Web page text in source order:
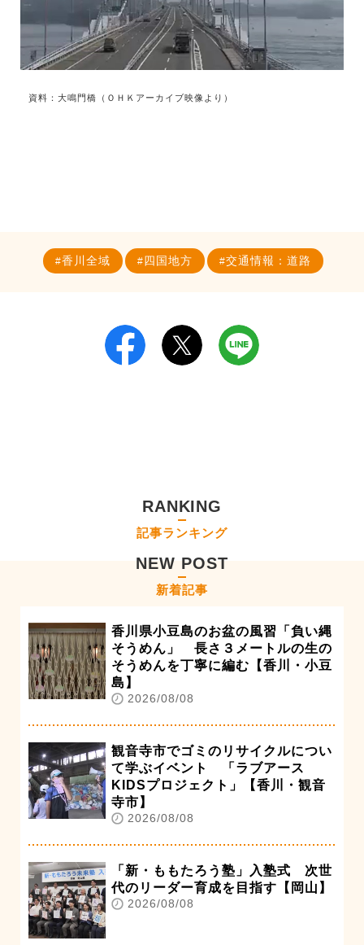
資料：大鳴門橋（ＯＨＫアーカイブ映像より）
香川全域 四国地方 交通情報：道路
RANKING
記事ランキング
NEW POST
新着記事
香川県小豆島のお盆の風習「負い縄
そうめん」 長さ３メートルの生の
そうめんを丁寧に編む【香川・小豆
島】
2026/08/08
観音寺市でゴミのリサイクルについ
て学ぶイベント 「ラブアース
KIDSプロジェクト」【香川・観音
寺市】
2026/08/08
「新・ももたろう塾」入塾式 次世
代のリーダー育成を目指す【岡山】
2026/08/08